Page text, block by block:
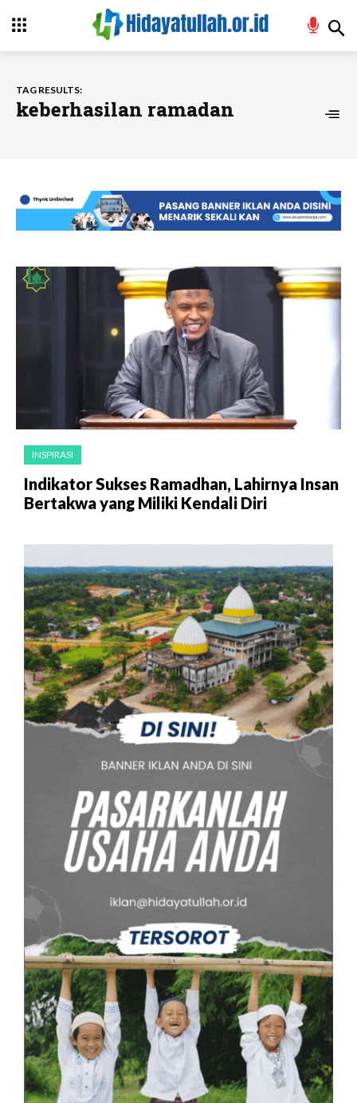
TAG RESULTS:
keberhasilan ramadan
INSPIRASI
Indikator Sukses Ramadhan, Lahirnya Insan
Bertakwa yang Miliki Kendali Diri